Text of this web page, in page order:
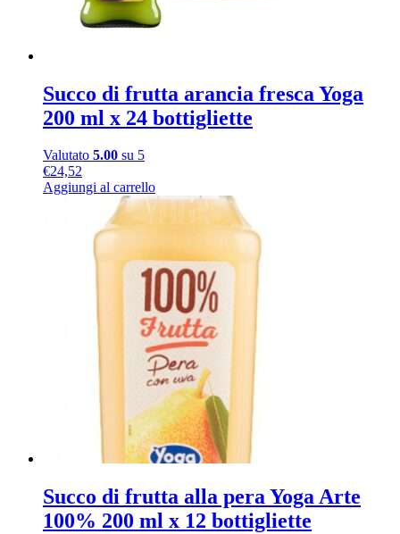
Succo di frutta arancia fresca Yoga
200 ml x 24 bottigliette
Valutato 5.00 su 5
€24,52
Aggiungi al carrello
Succo di frutta alla pera Yoga Arte
100% 200 ml x 12 bottigliette